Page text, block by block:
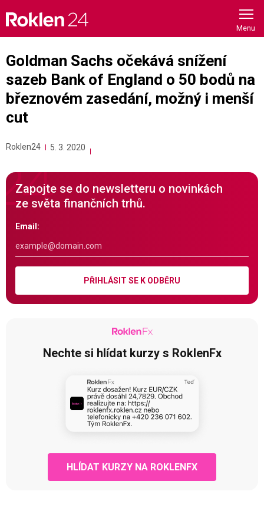
content
Goldman Sachs očekává snížení
sazeb Bank of England o 50 bodů na
březnovém zasedání, možný i menší
cut
Roklen24 5. 3. 2020
Zapojte se do newsletteru o novinkách
ze světa finančních trhů.
Email:
PŘIHLÁSIT SE K ODBĚRU
Nechte si hlídat kurzy s RoklenFx
HLÍDAT KURZY NA ROKLENFX